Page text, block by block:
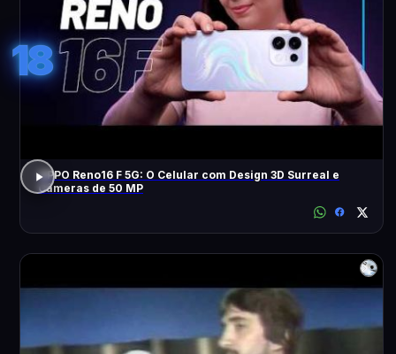
18
OPPO Reno16 F 5G: O Celular com Design 3D Surreal e
Câmeras de 50 MP